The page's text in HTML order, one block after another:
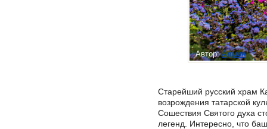
Автор:Админ
Старейший русский храм
возрождения татарской
Сошествия Святого духа
легенд. Интересно, что